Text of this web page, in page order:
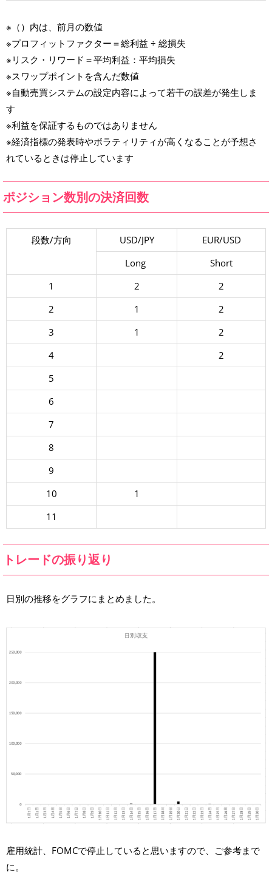
※（）内は、前月の数値
※プロフィットファクター＝総利益 ÷ 総損失
※リスク・リワード＝平均利益：平均損失
※スワップポイントを含んだ数値
※自動売買システムの設定内容によって若干の誤差が発生しま
す
※利益を保証するものではありません
※経済指標の発表時やボラティリティが高くなることが予想さ
れているときは停止しています
ポジション数別の決済回数
段数/方向 USD/JPY
EUR/USD
Long
Short
1
2
2
2
1
2
3
1
2
4
2
5
6
7
8
9
10
1
11
トレードの振り返り
日別の推移をグラフにまとめました。
雇用統計、FOMCで停止していると思いますので、ご参考まで
に。